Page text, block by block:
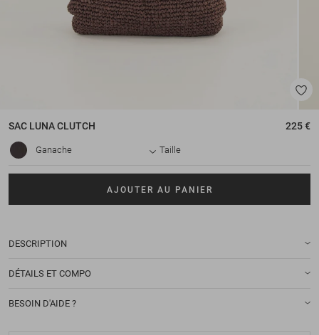
SAC LUNA CLUTCH 225 €
Ganache Taille
AJOUTER AU PANIER
DESCRIPTION
DÉTAILS ET COMPO
BESOIN D'AIDE ?